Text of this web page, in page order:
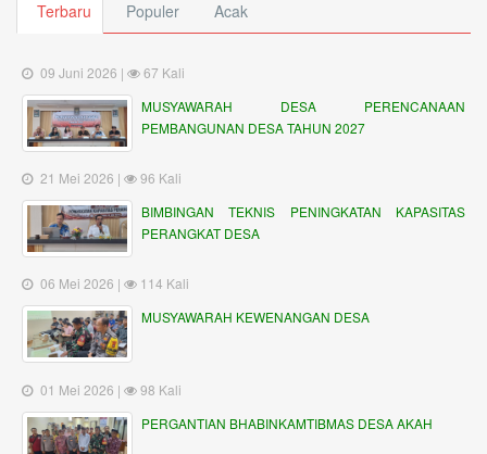
Terbaru Populer Acak
09 Juni 2026 |
67 Kali
MUSYAWARAH DESA PERENCANAAN
PEMBANGUNAN DESA TAHUN 2027
21 Mei 2026 |
96 Kali
BIMBINGAN TEKNIS PENINGKATAN KAPASITAS
PERANGKAT DESA
06 Mei 2026 |
114 Kali
MUSYAWARAH KEWENANGAN DESA
01 Mei 2026 |
98 Kali
PERGANTIAN BHABINKAMTIBMAS DESA AKAH